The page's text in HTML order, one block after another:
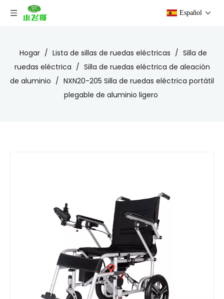
Español
Hogar / Lista de sillas de ruedas eléctricas / Silla de
ruedas eléctrica / Silla de ruedas eléctrica de aleación
de aluminio / NXN20-205 Silla de ruedas eléctrica portátil
plegable de aluminio ligero